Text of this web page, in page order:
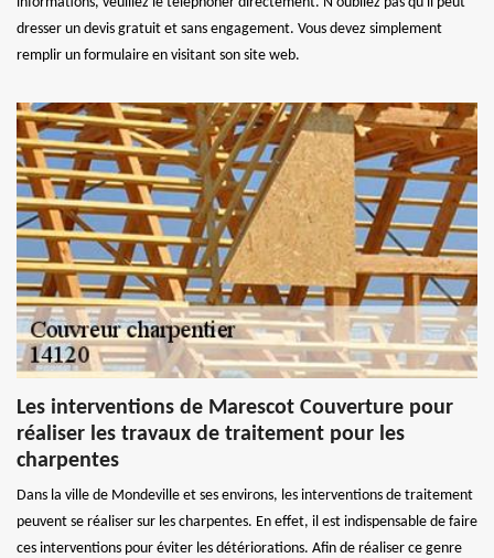
dresser un devis gratuit et sans engagement. Vous devez simplement
remplir un formulaire en visitant son site web.
Les interventions de Marescot Couverture pour
réaliser les travaux de traitement pour les
charpentes
Dans la ville de Mondeville et ses environs, les interventions de traitement
peuvent se réaliser sur les charpentes. En effet, il est indispensable de faire
ces interventions pour éviter les détériorations. Afin de réaliser ce genre